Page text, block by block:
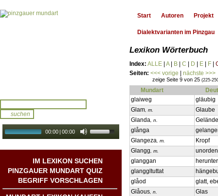
00:00 | 00:00
IM LEXIKON SUCHEN
PINZGAUER MUNDART QUIZ
BEGRIFF VORSCHLAGEN
Start Autoren Projekt
Dialektvarianten im Pinzgau
Lexikon Wörterbuch
Index: ALLE A| B C D E F
Seiten: <<< vorige nächste >>>
zeige Seite 9 von 25 (225-
Mundart
glaiweg
gläubig
Glam, m.
Glaube
Glanda, n.
glånga
Glangeza, m.
Kropf
Glangg, m.
glanggan
glanggltuttat
glåod
glatt,
Glåous, n.
Glas